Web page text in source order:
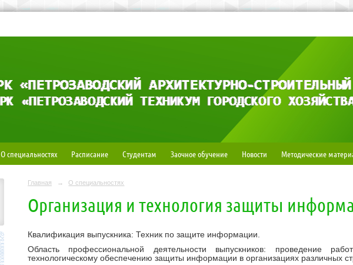
О специальностях Расписание Студентам Заочное обучение Новости Методические
Главная → О специальностях
Организация и технология защиты
Квалификация выпускника: Техник по защите информации.
Область профессиональной деятельности выпускников: проведение
технологическому обеспечению защиты информации в организациях различных